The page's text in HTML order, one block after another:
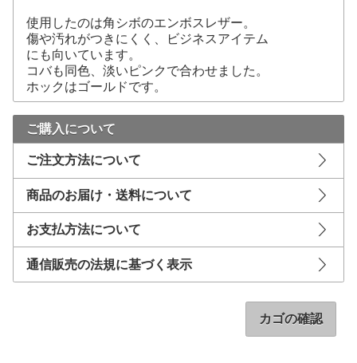
使用したのは角シボのエンボスレザー。
傷や汚れがつきにくく、ビジネスアイテム
にも向いています。
コバも同色、淡いピンクで合わせました。
ホックはゴールドです。
ご購入について
ご注文方法について
商品のお届け・送料について
お支払方法について
通信販売の法規に基づく表示
カゴの確認